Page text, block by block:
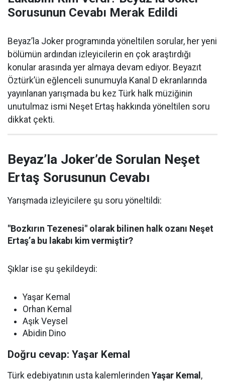
Sorusunun Cevabı Merak Edildi
Beyaz’la Joker programında yöneltilen sorular, her yeni
bölümün ardından izleyicilerin en çok araştırdığı
konular arasında yer almaya devam ediyor. Beyazıt
Öztürk’ün eğlenceli sunumuyla Kanal D ekranlarında
yayınlanan yarışmada bu kez Türk halk müziğinin
unutulmaz ismi Neşet Ertaş hakkında yöneltilen soru
dikkat çekti.
Beyaz’la Joker’de Sorulan Neşet
Ertaş Sorusunun Cevabı
Yarışmada izleyicilere şu soru yöneltildi:
"Bozkırın Tezenesi" olarak bilinen halk ozanı Neşet
Ertaş’a bu lakabı kim vermiştir?
Şıklar ise şu şekildeydi:
Yaşar Kemal
Orhan Kemal
Aşık Veysel
Abidin Dino
Doğru cevap: Yaşar Kemal
Türk edebiyatının usta kalemlerinden Yaşar Kemal ,